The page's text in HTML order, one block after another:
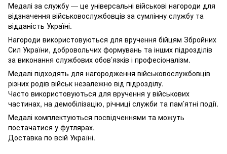
Медалі за службу — це універсальні військові нагороди для
відзначення військовослужбовців за сумлінну службу та
відданість Україні.
Нагороди використовуються для вручення бійцям Збройних
Сил України, добровольчих формувань та інших підрозділів
за виконання службових обов’язків і професіоналізм.
Медалі підходять для нагородження військовослужбовців
різних родів військ незалежно від підрозділу.
Часто використовуються для вручення у військових
частинах, на демобілізацію, річниці служби та пам’ятні події.
Медалі комплектуються посвідченнями та можуть
постачатися у футлярах.
Доставка по всій Україні.